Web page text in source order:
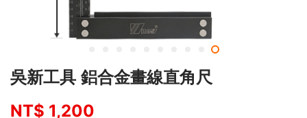
吳新工具 鋁合金畫線直角尺
NT$ 1,200